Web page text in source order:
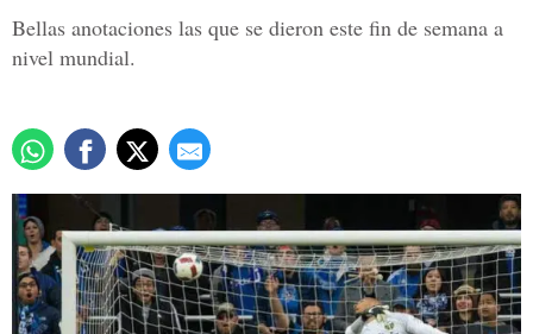
Bellas anotaciones las que se dieron este fin de semana a
nivel mundial.